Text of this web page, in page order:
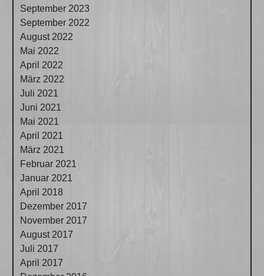
September 2023
September 2022
August 2022
Mai 2022
April 2022
März 2022
Juli 2021
Juni 2021
Mai 2021
April 2021
März 2021
Februar 2021
Januar 2021
April 2018
Dezember 2017
November 2017
August 2017
Juli 2017
April 2017